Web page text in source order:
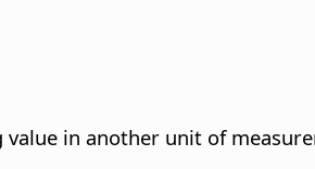
in another unit of